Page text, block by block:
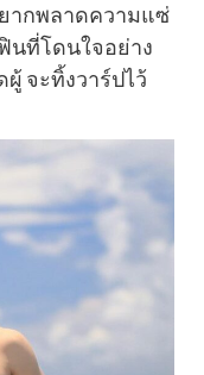
ากพลาดความแซ่
ที่โดนใจอย่าง
จะทิ้งวาร์ปไว้